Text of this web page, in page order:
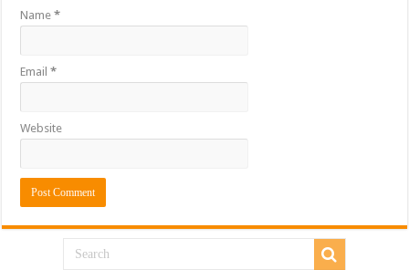
Name*
Email*
Website